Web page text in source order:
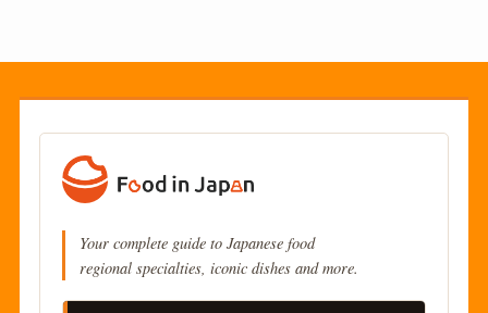
Your complete guide to Japanese food
regional specialties, iconic dishes and more.